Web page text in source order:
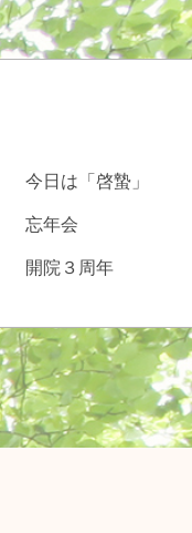
今日は「啓蟄」
忘年会
開院３周年